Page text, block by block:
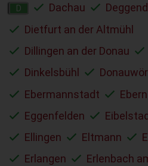
D Dachau
Dietfurt an der Altmühl
Dillingen an der Donau
Dinkelsbühl
Ebermannstadt Ebern
Eggenfelden
Ellingen
Eltmann
Erlangen
Erlenbach